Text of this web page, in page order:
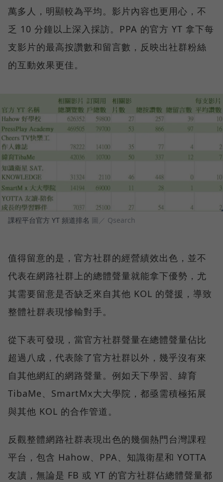
萬多人，明顯較為平均。影片內容也更用心，不
乏 10 分鐘以上深入採訪。PPA 的官方 YT 拿下每
支影片的最高按讚數和留言數，反映出社群粉絲
的互動效果更佳。
課程平台官方 YT 頻道排名 圖／ Qsearch
值得留意的是，官方社群的經營績效出色，並不
代表在網路社群上的總體聲量就能拿下優勢，尤
其需要留意是否缺乏來自其他 KOL 的聲援，導致
整體社群表現慘輸對手。
從下表可發現，當官方社群聲量在總體聲量佔比
超過八成，代表除了官方社群以外，幾乎沒有來
自其他網紅的網路聲量。例如天下學習、緯育
TibaMe、SmartMx大大學院，都亟需積極拓展
與其他 KOL 的合作管道。
反觀整體網路社群表現出色的幾個熱門台灣課程
平台，包含 Hahow、PPA、知識衛星和 YOTTA
友讀，無論是 FB 或 YT 的官方社群佔總體聲量都